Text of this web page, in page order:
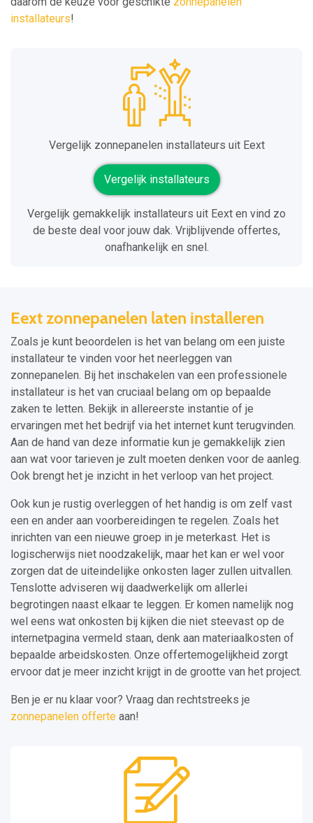
installateurs!
Vergelijk zonnepanelen installateurs uit Eext
Vergelijk installateurs
Vergelijk gemakkelijk installateurs uit Eext en vind zo
de beste deal voor jouw dak. Vrijblijvende offertes,
onafhankelijk en snel.
Eext zonnepanelen laten installeren
Zoals je kunt beoordelen is het van belang om een juiste
installateur te vinden voor het neerleggen van
zonnepanelen. Bij het inschakelen van een professionele
installateur is het van cruciaal belang om op bepaalde
zaken te letten. Bekijk in allereerste instantie of je
ervaringen met het bedrijf via het internet kunt terugvinden.
Aan de hand van deze informatie kun je gemakkelijk zien
aan wat voor tarieven je zult moeten denken voor de aanleg.
Ook brengt het je inzicht in het verloop van het project.
Ook kun je rustig overleggen of het handig is om zelf vast
een en ander aan voorbereidingen te regelen. Zoals het
inrichten van een nieuwe groep in je meterkast. Het is
logischerwijs niet noodzakelijk, maar het kan er wel voor
zorgen dat de uiteindelijke onkosten lager zullen uitvallen.
Tenslotte adviseren wij daadwerkelijk om allerlei
begrotingen naast elkaar te leggen. Er komen namelijk nog
wel eens wat onkosten bij kijken die niet steevast op de
internetpagina vermeld staan, denk aan materiaalkosten of
bepaalde arbeidskosten. Onze offertemogelijkheid zorgt
ervoor dat je meer inzicht krijgt in de grootte van het project.
Ben je er nu klaar voor? Vraag dan rechtstreeks je
zonnepanelen offerte aan!